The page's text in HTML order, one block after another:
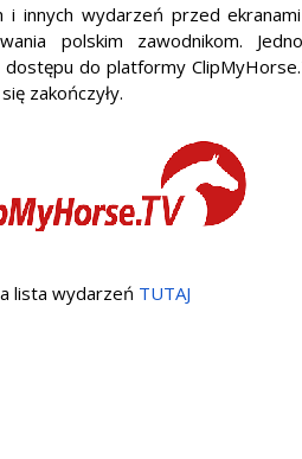
i innych wydarzeń przed
polskim zawodnikom.
do platformy
zakończyły.
lista wydarzeń TUTAJ